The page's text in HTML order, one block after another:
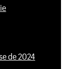
de 2024